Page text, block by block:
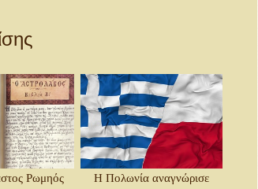
Ρωμηός
Η Πολωνία αναγνώρισε